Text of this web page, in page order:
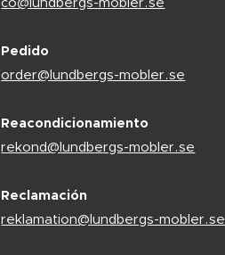
co@lundbergs-mobler.se
Pedido
order@lundbergs-mobler.se
Reacondicionamiento
rekond@lundbergs-mobler.se
Reclamación
reklamation@lundbergs-mobler.se